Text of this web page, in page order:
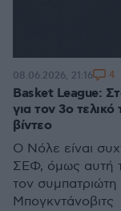
Basket League:
για τον 3ο
βίντεο
Ο Νόλε είναι
ΣΕΦ, όμως αυτή
τον
Μπογκντάνοβιτς
08.06.2026, 21:16 4